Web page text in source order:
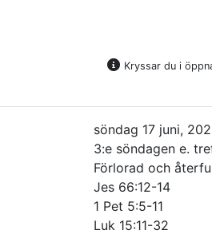
Kryssar du i
söndag 17 juni,
3:e söndagen e.
Förlorad och
Jes 66:12-14
1 Pet 5:5-11
Luk 15:11-32